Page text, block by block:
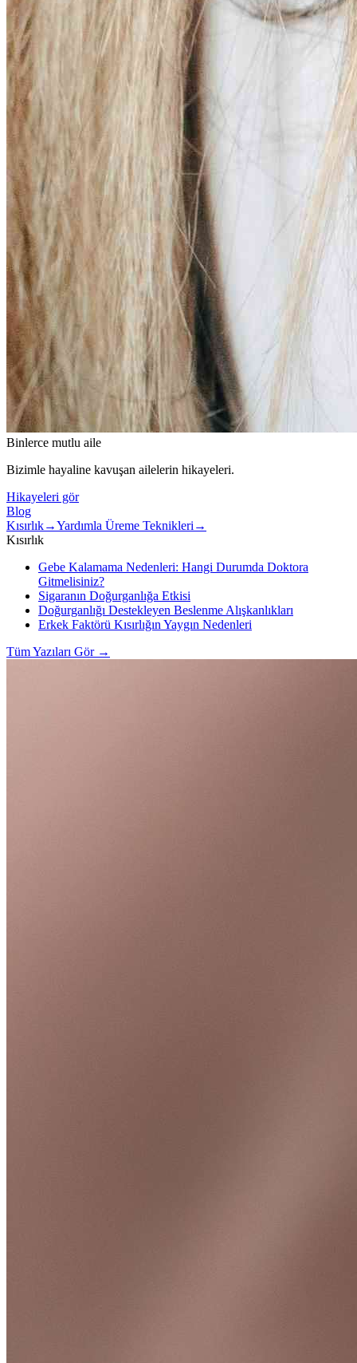
Binlerce mutlu aile
Bizimle hayaline kavuşan ailelerin hikayeleri.
Hikayeleri gör
Blog
Kısırlık→Yardımla Üreme Teknikleri →
Kısırlık
Gebe Kalamama Nedenleri: Hangi Durumda Doktora
Gitmelisiniz?
Sigaranın Doğurganlığa Etkisi
Doğurganlığı Destekleyen Beslenme Alışkanlıkları
Erkek Faktörü Kısırlığın Yaygın Nedenleri
Tüm Yazıları Gör →